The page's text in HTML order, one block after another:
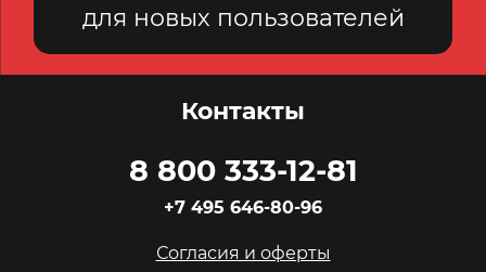
для новых пользователей
Контакты
8 800 333-12-81
+7 495 646-80-96
Согласия и оферты